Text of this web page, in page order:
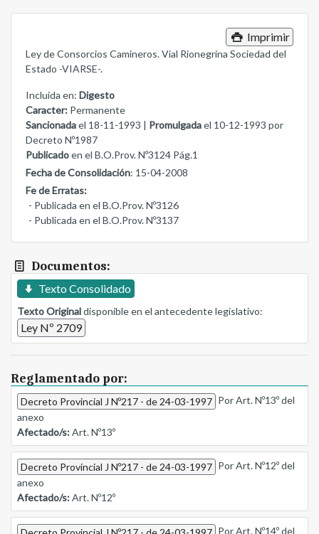
Imprimir
Ley de Consorcios Camineros. Vial Rionegrina Sociedad del
Estado -VIARSE-.
Incluida en: Digesto
Caracter: Permanente
Sancionadael 18-11-1993 | Promulgadael 10-12-1993 por
Decreto Nº1987
Publicadoen el B.O.Prov. Nº3124 Pág.1
Fecha de Consolidación: 15-04-2008
Fe de Erratas:
- Publicada en el B.O.Prov. Nº3126
- Publicada en el B.O.Prov. Nº3137
Documentos:
Texto Consolidado
Texto Originaldisponible en el antecedente legislativo:
Ley Nº 2709
Reglamentado por:
Decreto Provincial J Nº217 - de 24-03-1997 Por Art. Nº13º del
anexo
Afectado/s:Art. Nº13º
Decreto Provincial J Nº217 - de 24-03-1997 Por Art. Nº12º del
anexo
Afectado/s:Art. Nº12º
Por Art. Nº14º del